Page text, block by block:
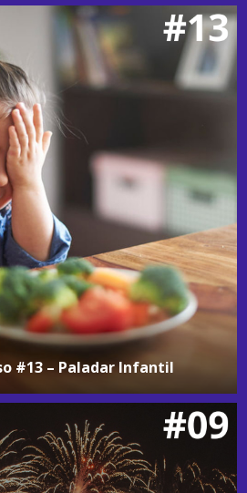
#13 – Paladar Infantil